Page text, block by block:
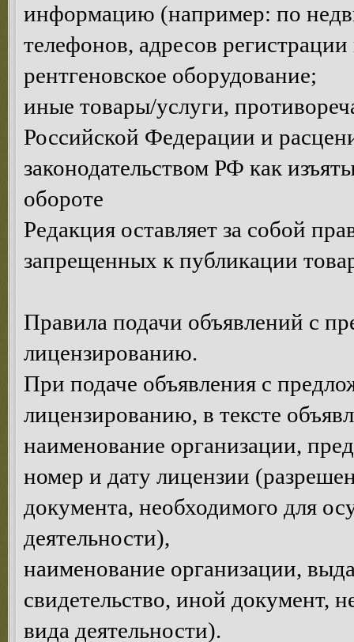
информацию (например: по
телефонов, адресов
рентгеновское оборудование;
иные товары/услуги,
Российской Федерации и
законодательством РФ как
обороте
Редакция оставляет за собой
запрещенных к публикации
Правила подачи объявлений с
лицензированию.
При подаче объявления с
лицензированию, в тексте
наименование организации,
номер и дату лицензии
документа, необходимого для
деятельности),
наименование организации,
свидетельство, иной документ,
вида деятельности).